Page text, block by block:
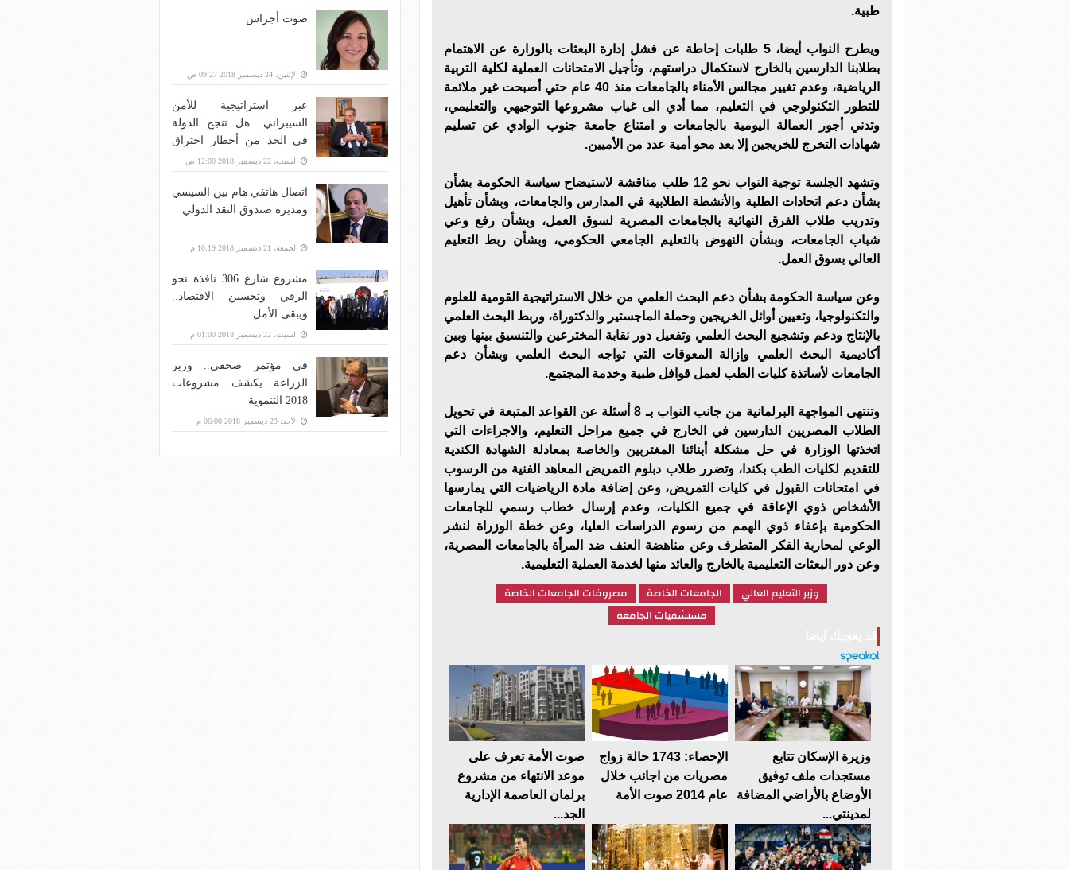
طبية.
ويطرح النواب أيضا، 5 طلبات إحاطة عن فشل إدارة البعثات بالوزارة عن الاهتمام
بطلابنا الدارسين بالخارج لاستكمال دراستهم، وتأجيل الامتحانات العملية لكلية التربية
الرياضية، وعدم تغيير مجالس الأمناء بالجامعات منذ 40 عام حتي أصبحت غير ملائمة
للتطور التكنولوجي في التعليم، مما أدي الى غياب مشروعها التوجيهي والتعليمي،
وتدني أجور العمالة اليومية بالجامعات و امتناع جامعة جنوب الوادي عن تسليم
شهادات التخرج للخريجين إلا بعد محو أمية عدد من الأميين.
وتشهد الجلسة توجية النواب نحو 12 طلب مناقشة لاستيضاح سياسة الحكومة بشأن
بشأن دعم اتحادات الطلبة والأنشطة الطلابية في المدارس والجامعات، وبشأن تأهيل
وتدريب طلاب الفرق النهائية بالجامعات المصرية لسوق العمل، وبشأن رفع وعي
شباب الجامعات، وبشأن النهوض بالتعليم الجامعي الحكومي، وبشأن ربط التعليم
العالي بسوق العمل.
وعن سياسة الحكومة بشأن دعم البحث العلمي من خلال الاستراتيجية القومية للعلوم
والتكنولوجيا، وتعيين أوائل الخريجين وحملة الماجستير والدكتوراة، وربط البحث العلمي
بالإنتاج ودعم وتشجيع البحث العلمي وتفعيل دور نقابة المخترعين والتنسيق بينها وبين
أكاديمية البحث العلمي وإزالة المعوقات التي تواجه البحث العلمي وبشأن دعم
الجامعات لأساتذة كليات الطب لعمل قوافل طبية وخدمة المجتمع.
وتنتهى المواجهة البرلمانية من جانب النواب بـ 8 أسئلة عن القواعد المتبعة في تحويل
الطلاب المصريين الدارسين في الخارج في جميع مراحل التعليم، والاجراءات التي
اتخذتها الوزارة في حل مشكلة أبنائنا المغتربين والخاصة بمعادلة الشهادة الكندية
للتقديم لكليات الطب بكندا، وتضرر طلاب دبلوم التمريض المعاهد الفنية من الرسوب
في امتحانات القبول في كليات التمريض، وعن إضافة مادة الرياضيات التي يمارسها
الأشخاص ذوي الإعاقة في جميع الكليات، وعدم إرسال خطاب رسمي للجامعات
الحكومية بإعفاء ذوي الهمم من رسوم الدراسات العليا، وعن خطة الوزراة لنشر
الوعي لمحاربة الفكر المتطرف وعن مناهضة العنف ضد المرأة بالجامعات المصرية،
وعن دور البعثات التعليمية بالخارج والعائد منها لخدمة العملية التعليمية.
وزير التعليم العالي الجامعات الخاصة
مصروفات الجامعات الخاصة
مستشفيات الجامعة
وزيرة الإسكان تتابع
مستجدات ملف توفيق
الأوضاع بالأراضي المضافة
لمدينتي...
الإحصاء: 1743 حالة زواج
مصريات من اجانب خلال
عام 2014 صوت الأمة
صوت الأمة تعرف على
موعد الانتهاء من مشروع
برلمان العاصمة الإدارية
الجد...
صوت أجراس
الإثنين، 24 ديسمبر 2018 09:27 ص
عبر استراتيجية للأمن
السيبراني.. هل تنجح الدولة
في الحد من أخطار اختراق
بنية الاتصالات؟
السبت، 22 ديسمبر 2018 12:00 ص
اتصال هاتفي هام بين السيسي
ومديرة صندوق النقد الدولي
الجمعة، 21 ديسمبر 2018 10:19 م
مشروع شارع 306 نافذة نحو
الرقي وتحسين الاقتصاد..
ويبقى الأمل
السبت، 22 ديسمبر 2018 01:00 م
في مؤتمر صحفي.. وزير
الزراعة يكشف مشروعات
2018 التنموية
الأحد، 23 ديسمبر 2018 06:00 م